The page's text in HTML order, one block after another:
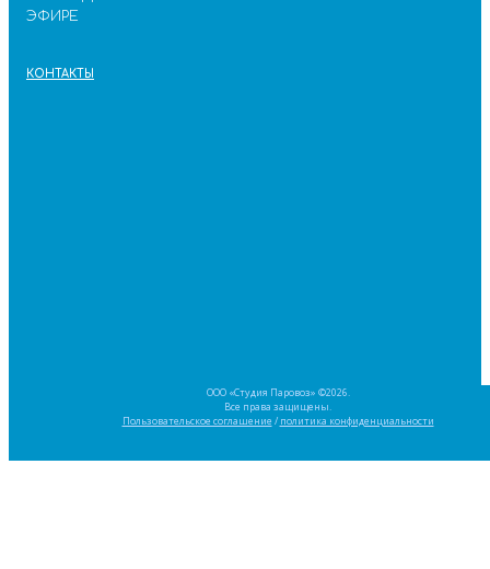
ЭФИРЕ
КОНТАКТЫ
ООО «Студия Паровоз» ©2026.
Все права защищены.
Пользовательское соглашение / политика конфиденциальности